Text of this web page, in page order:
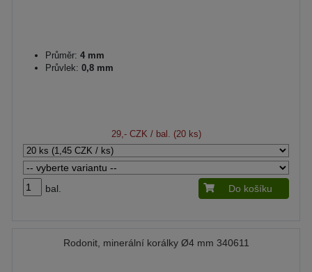
Průměr: 4 mm
Průvlek: 0,8 mm
29,- CZK / bal. (20 ks)
bal. Do košíku
Rodonit, minerální korálky Ø4 mm 340611